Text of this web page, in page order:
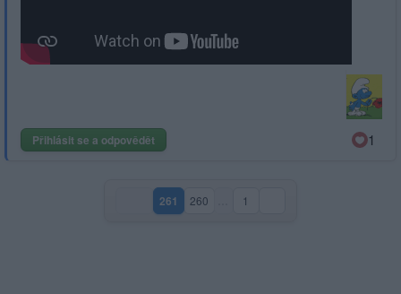
Přihlásit se a odpovědět 1
261(aktuální strana)
260 1